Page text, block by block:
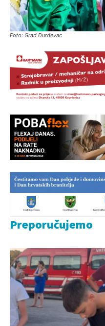
Foto: Grad Đurđevac
Preporučujemo